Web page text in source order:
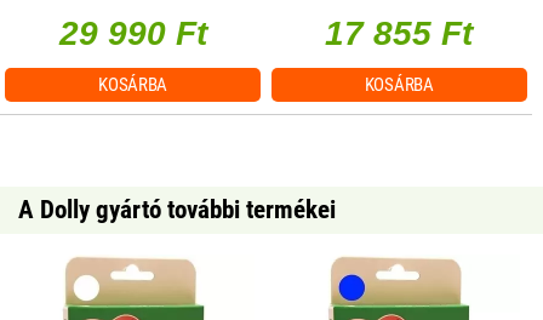
29 990 Ft
KOSÁRBA
17 855 Ft
KOSÁRBA
A Dolly gyártó további termékei